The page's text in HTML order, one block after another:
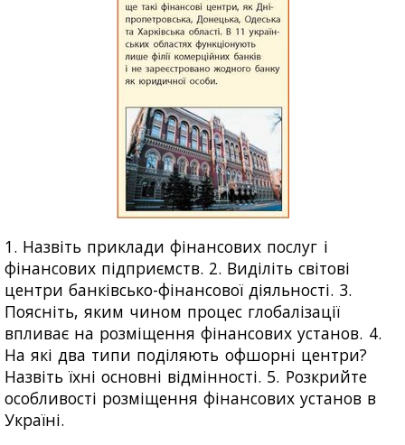
1. Назвіть приклади фінансових послуг і
фінансових підприємств. 2. Виділіть світові
центри банківсько-фінансової діяльності. 3.
Поясніть, яким чином процес глобалізації
впливає на розміщення фінансових установ. 4.
На які два типи поділяють офшорні центри?
Назвіть їхні основні відмінності. 5. Розкрийте
особливості розміщення фінансових установ в
Україні.